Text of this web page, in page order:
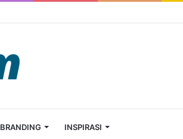
BRANDING INSPIRASI